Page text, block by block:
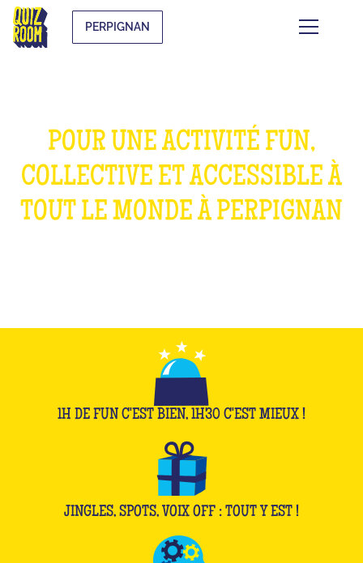
PERPIGNAN
POUR UNE ACTIVITÉ FUN,
COLLECTIVE ET ACCESSIBLE À
TOUT LE MONDE À PERPIGNAN
1H DE FUN C'EST BIEN, 1H30 C'EST MIEUX !
JINGLES, SPOTS, VOIX OFF : TOUT Y EST !